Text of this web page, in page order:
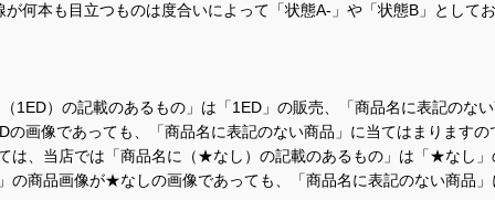
何本も目立つものは度合いによって「状態A-」や「状態B」としてお
）の記載のあるもの」は「1ED」の販売、「商品名に表記のな
画像であっても、「商品名に表記のない商品」に当てはまりますの
、当店では「商品名に（★なし）の記載のあるもの」は「★なし
商品画像が★なしの画像であっても、「商品名に表記のない商品」